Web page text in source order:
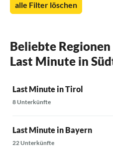
alle Filter löschen
Beliebte
Last Minute in
Last Minute in Tirol
8 Unterkünfte
Last Minute in Bayern
22 Unterkünfte